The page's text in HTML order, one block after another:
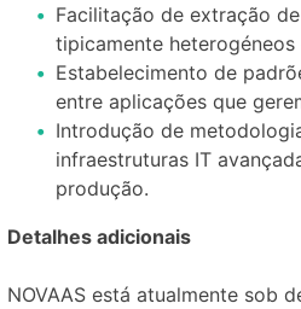
Facilitação de extração
tipicamente
Estabelecimento de
entre aplicações que
Introdução de
infraestruturas IT
produção.
Detalhes adicionais
NOVAAS está atualmente sob